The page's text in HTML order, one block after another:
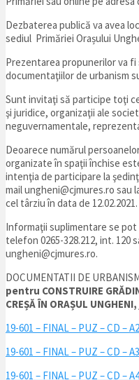
Dezbaterea publică va avea
sediul Primăriei Orașului
Prezentarea propunerilor va
documentaţiilor de urbanism
Sunt invitaţi să participe toţi
şi juridice, organizaţii ale
neguvernamentale,
Deoarece numărul
organizate în spaţii închise
intenţia de participare la
mail ungheni@cjmures.ro sau
cel târziu în data de 12.02.2021.
Informaţii suplimentare se pot
telefon 0265-328.212, int. 120
ungheni@cjmures.ro.
DOCUMENTATII DE
pentru CONSTRUIRE
CREȘĂ ÎN ORAȘUL
19-601 – FINAL – PUZ – CD –
19-601 – FINAL – PUZ – CD –
19-601 – FINAL – PUZ – CD –